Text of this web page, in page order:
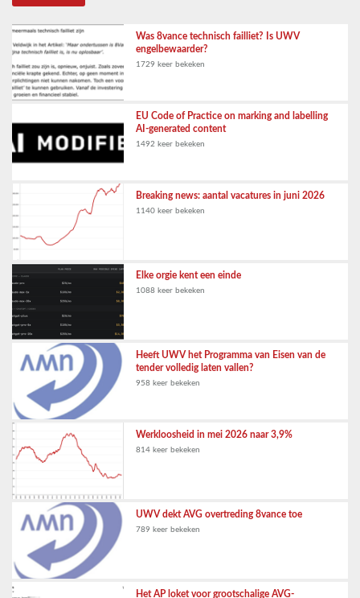
Was 8vance technisch failliet? Is UWV
engelbewaarder?
1729 keer bekeken
EU Code of Practice on marking and labelling
AI-generated content
1492 keer bekeken
Breaking news: aantal vacatures in juni 2026
1140 keer bekeken
Elke orgie kent een einde
1088 keer bekeken
Heeft UWV het Programma van Eisen van de
tender volledig laten vallen?
958 keer bekeken
Werkloosheid in mei 2026 naar 3,9%
814 keer bekeken
UWV dekt AVG overtreding 8vance toe
789 keer bekeken
Het AP loket voor grootschalige AVG-